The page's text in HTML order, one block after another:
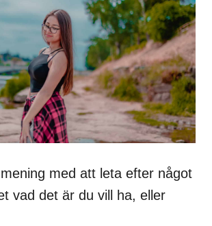
med att leta efter något
vad det är du vill ha, eller